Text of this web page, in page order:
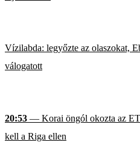
Vízilabda: legyőzte az olaszokat,
válogatott
20:53 — Korai öngól okozta az
kell a Riga ellen